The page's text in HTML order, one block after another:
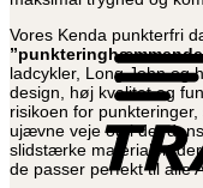
Vores Kenda punkterfri
ladcykler, Long John og
design, høj kvalitet og
risikoen for
ujævne veje og i det
slidstærke materialer,
de passer perfekt til alle